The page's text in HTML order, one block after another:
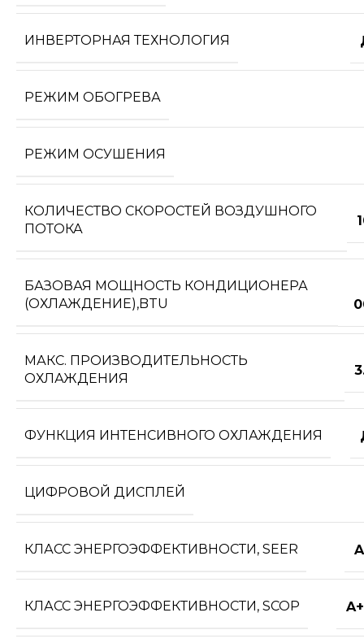
ИНВЕРТОРНАЯ ТЕХНОЛОГИЯ
РЕЖИМ ОБОГРЕВА
РЕЖИМ ОСУШЕНИЯ
КОЛИЧЕСТВО СКОРОСТЕЙ ВОЗДУШНОГО
ПОТОКА
БАЗОВАЯ МОЩНОСТЬ КОНДИЦИОНЕРА
(ОХЛАЖДЕНИЕ),BTU
МАКС. ПРОИЗВОДИТЕЛЬНОСТЬ
ОХЛАЖДЕНИЯ
ФУНКЦИЯ ИНТЕНСИВНОГО ОХЛАЖДЕНИЯ
ЦИФРОВОЙ ДИСПЛЕЙ
КЛАСС ЭНЕРГОЭФФЕКТИВНОСТИ, SEER
КЛАСС ЭНЕРГОЭФФЕКТИВНОСТИ, SCOP